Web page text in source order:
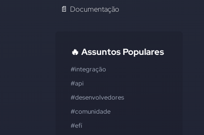
📄 Documentação
🔥 Assuntos Populares
#integração
#api
#desenvolvedores
#comunidade
#efí